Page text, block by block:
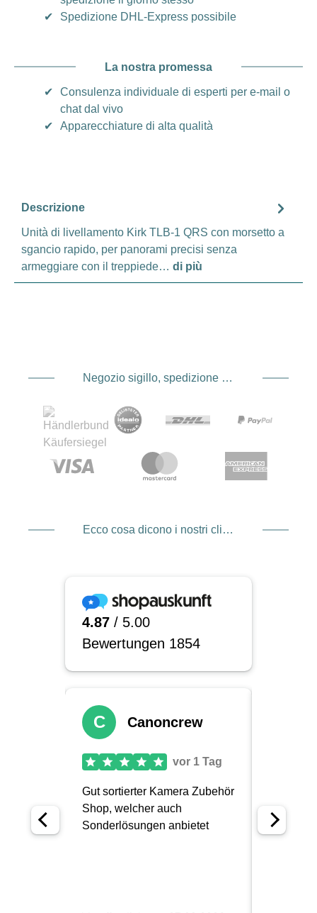
✔
Spedizione DHL-Express possibile
La nostra promessa
✔
Consulenza individuale di esperti per e-mail o
chat dal vivo
✔
Apparecchiature di alta qualità
Descrizione
Unità di livellamento Kirk TLB-1 QRS con morsetto a
sgancio rapido, per panorami precisi senza
armeggiare con il treppiede… di più
Negozio sigillo, spedizione e spedizione Fornitore di servizi di pagamento
Ecco cosa dicono i nostri clienti